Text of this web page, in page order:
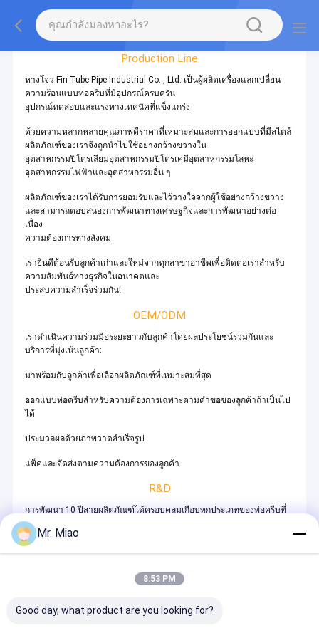
Factory Tour
Production Line
หางโจว Fin Tube Pipe Industrial Co. , Ltd. เป็นผู้ผลิตเครื่องแลกเปลี่ยน
ความร้อนแบบท่อครีบที่มีอุปกรณ์ครบครัน
อุปกรณ์ทดสอบและแรงทางเทคนิคที่แข็งแกร่ง
ด้วยความหลากหลายคุณภาพดีราคาที่เหมาะสมและการออกแบบที่มีสไตล์
ผลิตภัณฑ์ของเราจึงถูกนำไปใช้อย่างกว้างขวางใน
อุตสาหกรรมปิโตรเลียมอุตสาหกรรมปิโตรเคมีอุตสาหกรรมโลหะ
อุตสาหกรรมไฟฟ้าและอุตสาหกรรมอื่น ๆ
ผลิตภัณฑ์ของเราได้รับการยอมรับและไว้วางใจจากผู้ใช้อย่างกว้างขวาง
และสามารถตอบสนองการพัฒนาทางเศรษฐกิจและการพัฒนาอย่างต่อ
เนื่อง
ความต้องการทางสังคม
เรายินดีต้อนรับลูกค้าเก่าและใหม่จากทุกสาขาอาชีพเพื่อติดต่อเราสำหรับ
ความสัมพันธ์ทางธุรกิจในอนาคตและ
ประสบความสำเร็จร่วมกัน!
OEM/ODM
เราดำเนินความร่วมมือระยะยาวกับลูกค้าโดยผลประโยชน์ร่วมกันและ
บริการที่มุ่งเน้นลูกค้า:
มาพร้อมกับลูกค้าเพื่อเลือกผลิตภัณฑ์ที่เหมาะสมที่สุด
ออกแบบท่อครีบสำหรับความต้องการเฉพาะตามคำขอของลูกค้าถ้าเป็นไป
ได้
ประมวลผลด้วยภาพวาดสำเร็จรูป
แพ็คและจัดส่งตามความต้องการของลูกค้า
R&D
การพัฒนา 10 ปีสายผลิตภัณฑ์ได้ครอบคลุมเกือบทุกประเภทของท่อครีบที่
ใช้การอัดขึ้นรูป
กระบวนการ.ครีบคูเปอร์หรือทองแดงนิกเกิลสูงสุดถึง 10-12 มม. ครีบอลูมิ
ท่อครีบเชื่อมซึ่งมีโครงสร้างคล้ายกับชนิดอัดได้รับการพัฒนาล่าสุดใน
Mr. Miao
8:53 PM
Good day, what product are you looking for?